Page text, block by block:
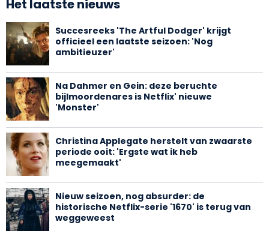
Het laatste nieuws
Succesreeks 'The Artful Dodger' krijgt
officieel een laatste seizoen: 'Nog
ambitieuzer'
Na Dahmer en Gein: deze beruchte
bijlmoordenares is Netflix' nieuwe
'Monster'
Christina Applegate herstelt van zwaarste
periode ooit: 'Ergste wat ik heb
meegemaakt'
Nieuw seizoen, nog absurder: de
historische Netflix-serie '1670' is terug van
weggeweest